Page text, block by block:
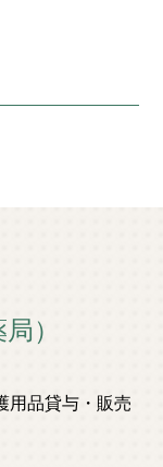
）
用品貸与・販売